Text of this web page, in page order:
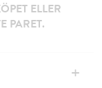
ELLER
PARET.
+